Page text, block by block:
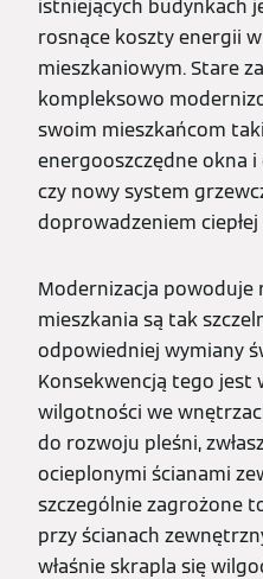
istniejących budynkach
rosnące koszty energii
mieszkaniowym. Stare
kompleksowo
swoim mieszkańcom
energooszczędne okna
czy nowy system
doprowadzeniem
Modernizacja powoduje
mieszkania są tak
odpowiedniej wymiany
Konsekwencją tego jest
wilgotności we
do rozwoju pleśni,
ocieplonymi ścianami
szczególnie zagrożone
przy ścianach
właśnie skrapla się